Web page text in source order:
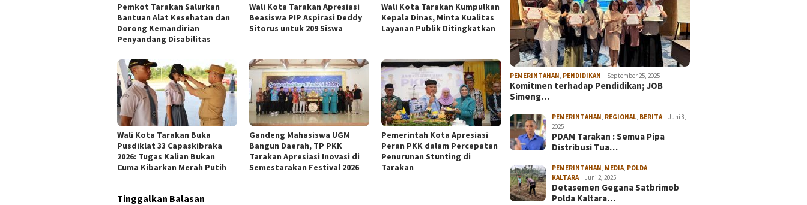
Pemkot Tarakan Salurkan
Bantuan Alat Kesehatan dan
Dorong Kemandirian
Penyandang Disabilitas
Wali Kota Tarakan Apresiasi
Beasiswa PIP Aspirasi Deddy
Sitorus untuk 209 Siswa
Wali Kota Tarakan Kumpulkan
Kepala Dinas, Minta Kualitas
Layanan Publik Ditingkatkan
Wali Kota Tarakan Buka
Pusdiklat 33 Capaskibraka
2026: Tugas Kalian Bukan
Cuma Kibarkan Merah Putih
Gandeng Mahasiswa UGM
Bangun Daerah, TP PKK
Tarakan Apresiasi Inovasi di
Semestarakan Festival 2026
Pemerintah Kota Apresiasi
Peran PKK dalam Percepatan
Penurunan Stunting di
Tarakan
Tinggalkan Balasan
PEMERINTAHAN PENDIDIKAN September 25, 2025
Komitmen terhadap Pendidikan; JOB
Simeng…
PEMERINTAHAN REGIONAL BERITA
Juni 8,
2025
PDAM Tarakan : Semua Pipa
Distribusi Tua…
PEMERINTAHAN MEDIA POLDA
KALTARA
Juni 2, 2025
Detasemen Gegana Satbrimob
Polda Kaltara…